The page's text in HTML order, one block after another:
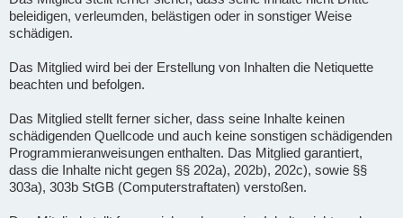
beleidigen, verleumden, belästigen oder in sonstiger Weise
schädigen.
Das Mitglied wird bei der Erstellung von Inhalten die Netiquette
beachten und befolgen.
Das Mitglied stellt ferner sicher, dass seine Inhalte keinen
schädigenden Quellcode und auch keine sonstigen schädigenden
Programmieranweisungen enthalten. Das Mitglied garantiert,
dass die Inhalte nicht gegen §§ 202a), 202b), 202c), sowie §§
303a), 303b StGB (Computerstraftaten) verstoßen.